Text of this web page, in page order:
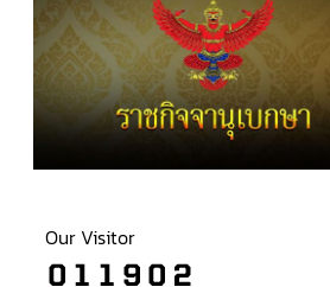
Our Visitor